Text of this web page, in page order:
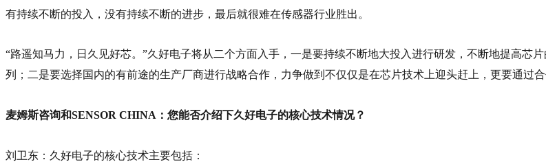
有持续不断的投入，没有持续不断的进步，最后就很难在传感器行业胜出。
“路遥知马力，日久见好芯。 ”久好电子将从二个方面入手，一是要持续不断地大投入进行研发，不断地提高芯
列；二是要选择国内的有前途的生产厂商进行战略合作，力争做到不仅仅是在芯片技术上迎头赶上，更要通过
麦姆斯咨询和SENSOR CHINA：您能否介绍下久好电子的核心技术情况？
刘卫东：久好电子的核心技术主要包括：